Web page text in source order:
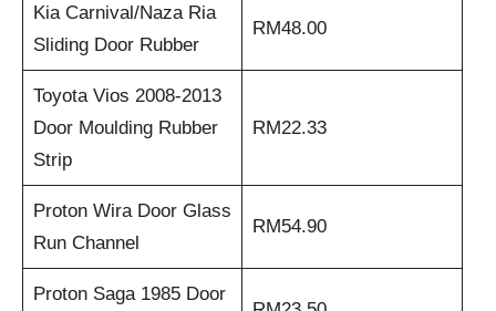
Kia Carnival/Naza Ria
Sliding Door Rubber
RM48.00
Toyota Vios 2008-2013
Door Moulding Rubber
Strip
RM22.33
Proton Wira Door Glass
Run Channel
RM54.90
Proton Saga 1985 Door